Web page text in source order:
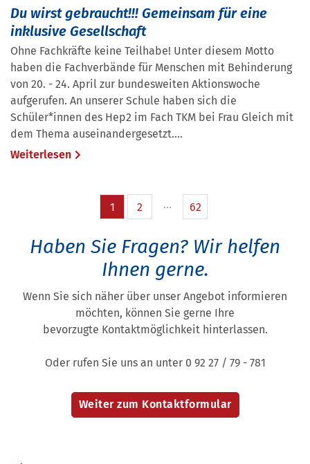
Du wirst gebraucht!!! Gemeinsam für eine
inklusive Gesellschaft
Ohne Fachkräfte keine Teilhabe! Unter diesem Motto
haben die Fachverbände für Menschen mit Behinderung
von 20. - 24. April zur bundesweiten Aktionswoche
aufgerufen. An unserer Schule haben sich die
Schüler*innen des Hep2 im Fach TKM bei Frau Gleich mit
dem Thema auseinandergesetzt....
Weiterlesen
1 2 62
Haben Sie Fragen? Wir helfen
Ihnen gerne.
Wenn Sie sich näher über unser Angebot informieren
möchten, können Sie gerne Ihre
bevorzugte Kontaktmöglichkeit hinterlassen.
Oder rufen Sie uns an unter 0 92 27 / 79 - 781